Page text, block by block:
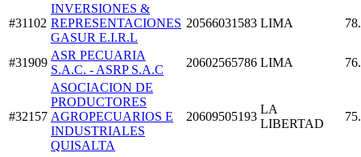
#31102
INVERSIONES &
REPRESENTACIONES
GASUR E.I.R.L
20566031583 LIMA
#31909
ASR PECUARIA
S.A.C. - ASRP S.A.C
20602565786 LIMA
#32157
ASOCIACION DE
PRODUCTORES
AGROPECUARIOS E
INDUSTRIALES
QUISALTA
20609505193
LA
LIBERTAD